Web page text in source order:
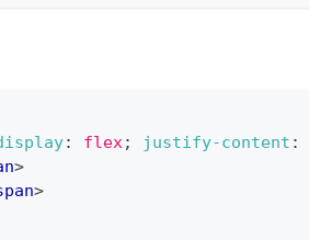
: flex; justify-content :
>
>